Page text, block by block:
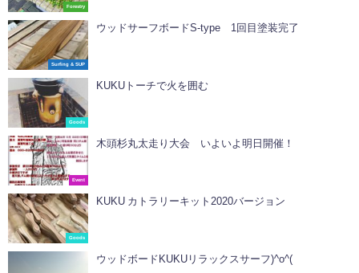
Forestry
Surfing & SUP
ウッドサーフボードS-type 1回目塗装完了
Goods
KUKUトーチで火を囲む
Event
木頭杉丸太走り大会 いよいよ明日開催！
Goods
KUKU カトラリーキット2020バージョン
ウッドボードKUKUリラックスサーフ)^o^(